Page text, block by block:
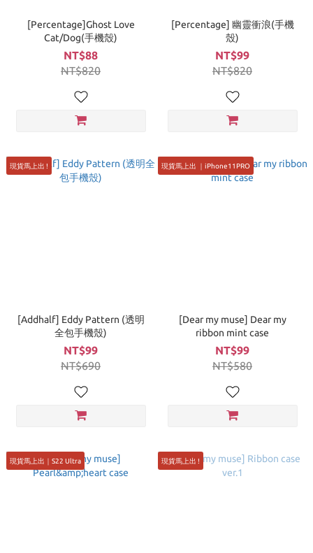
[Percentage]Ghost Love
Cat/Dog(手機殼)
NT$88
NT$820
[Percentage] 幽靈衝浪(手機
殼)
NT$99
NT$820
現貨馬上出 !
[Addhalf] Eddy Pattern (透明
全包手機殼)
NT$99
NT$690
現貨馬上出 ｜iPhone11PRO
[Dear my muse] Dear my
ribbon mint case
NT$99
NT$580
現貨馬上出｜S22 Ultra 現貨馬上出 !